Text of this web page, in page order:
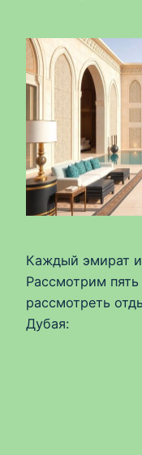
Каждый эмират
Рассмотрим
рассмотреть
Дубая: